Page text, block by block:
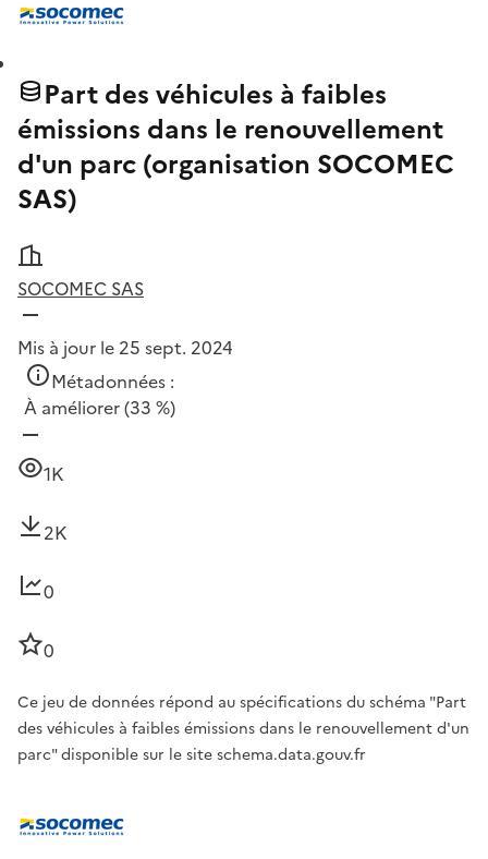
Part des véhicules à faibles
émissions dans le renouvellement
d'un parc (organisation SOCOMEC
SAS)
SOCOMEC SAS
Mis à jour le 25 sept. 2024
Métadonnées :
À améliorer(33 %)
1K
2K
0
0
Ce jeu de données répond au spécifications du schéma "Part
des véhicules à faibles émissions dans le renouvellement d'un
parc" disponible sur le site schema.data.gouv.fr